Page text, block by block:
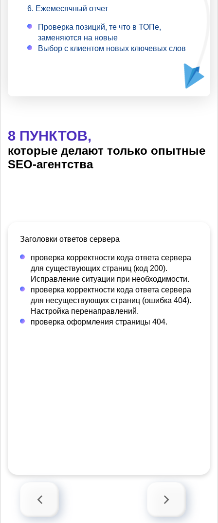
Ежемесячный отчет
Проверка позиций, те что в ТОПе,
заменяются на новые
Выбор с клиентом новых ключевых слов
8 ПУНКТОВ,
которые делают только опытные
SEO-агентства
Заголовки ответов сервера
проверка корректности кода ответа сервера
для существующих страниц (код 200).
Исправление ситуации при необходимости.
проверка корректности кода ответа сервера
для несуществующих страниц (ошибка 404).
Настройка перенаправлений.
проверка оформления страницы 404.